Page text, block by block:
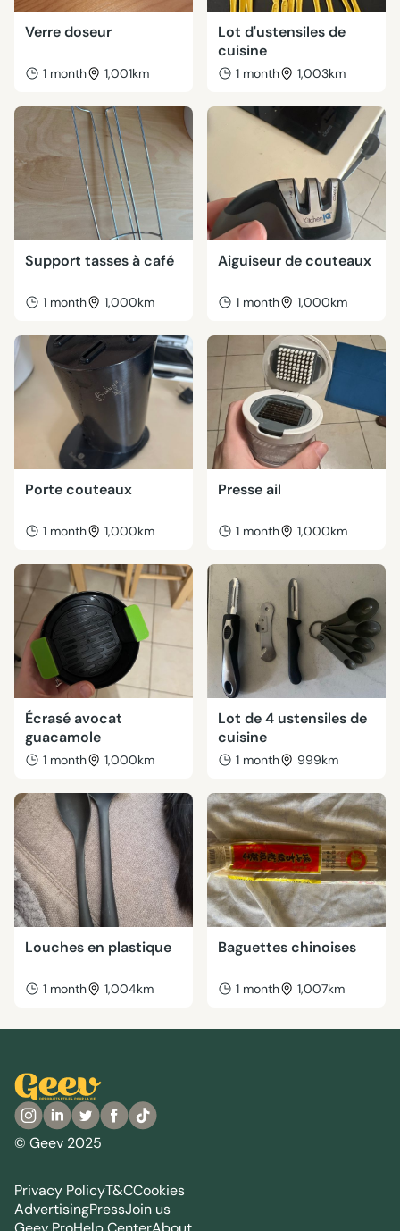
Verre doseur
1 month 1,001km
Lot d'ustensiles de
cuisine
1 month 1,003km
Support tasses à café
1 month 1,000km
Aiguiseur de couteaux
1 month 1,000km
Porte couteaux
1 month 1,000km
Presse ail
1 month 1,000km
Écrasé avocat
guacamole
1 month 1,000km
Lot de 4 ustensiles de
cuisine
1 month 999km
Louches en plastique
1 month 1,004km
Baguettes chinoises
1 month 1,007km
© Geev 2025
Privacy PolicyT&CCookies
AdvertisingPressJoin us